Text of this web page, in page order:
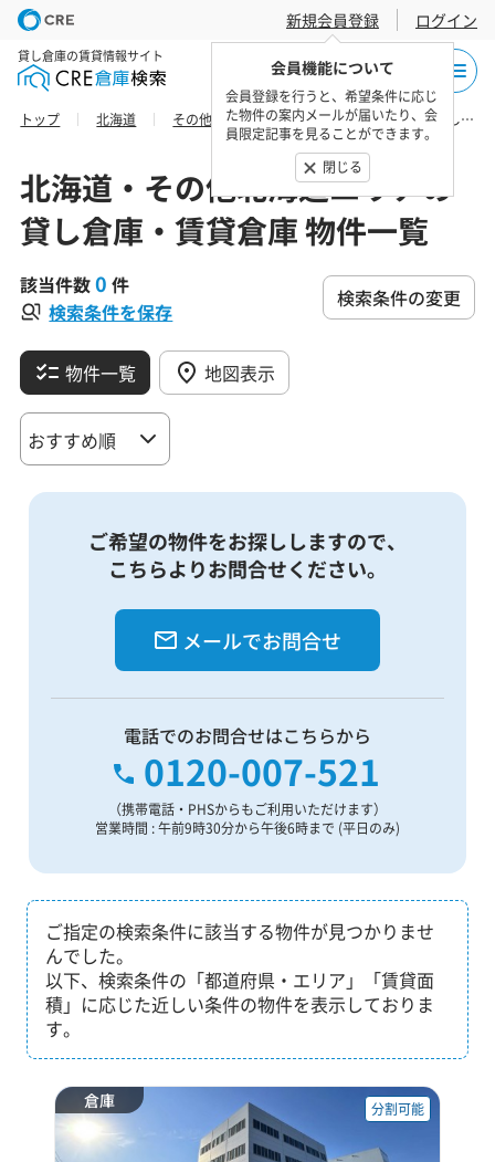
新規会員登録
会員機能について
会員登録を行うと、希望条件に応じ
た物件の案内メールが届いたり、会
員限定記事を見ることができます。
閉じる
ログイン
貸し倉庫の賃貸情報サイト
トップ 北海道 その他北海道エリア 釧路総合振興局の貸し倉庫・賃貸倉庫 物件一覧
北海道・その他北海道エリアの
貸し倉庫・賃貸倉庫 物件一覧
該当件数0 件
検索条件を保存
検索条件の変更
物件一覧 地図表示
ご希望の物件をお探ししますので、
こちらよりお問合せください。
メールでお問合せ
電話でのお問合せはこちらから
0120-007-521
（携帯電話・PHSからもご利用いただけます）
営業時間 : 午前9時30分から午後6時まで (平日のみ)
ご指定の検索条件に該当する物件が見つかりませ
んでした。
以下、検索条件の「都道府県・エリア」「賃貸面
積」に応じた近しい条件の物件を表示しておりま
す。
倉庫 分割可能